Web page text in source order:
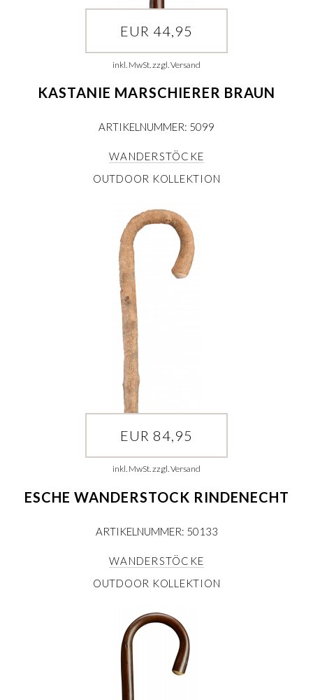
EUR 44,95
inkl. MwSt. zzgl. Versand
KASTANIE MARSCHIERER BRAUN
ARTIKELNUMMER: 5099
WANDERSTÖCKE
OUTDOOR KOLLEKTION
EUR 84,95
inkl. MwSt. zzgl. Versand
ESCHE WANDERSTOCK RINDENECHT
ARTIKELNUMMER: 50133
WANDERSTÖCKE
OUTDOOR KOLLEKTION